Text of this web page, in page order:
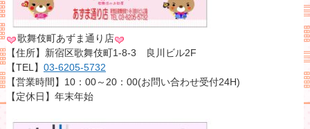
歌舞伎町あずま通り店
【住所】新宿区歌舞伎町1-8-3 良川ビル2F
【TEL】 03-6205-5732
【営業時間】10：00～20：00(お問い合わせ受付24H)
【定休日】年末年始